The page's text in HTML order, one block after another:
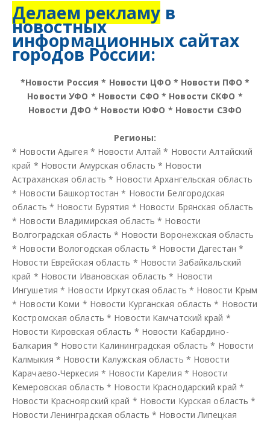
Делаем рекламу в
новостных
информационных сайтах
городов России:
*Новости Россия * Новости ЦФО * Новости ПФО *
Новости УФО * Новости СФО * Новости СКФО *
Новости ДФО * Новости ЮФО * Новости СЗФО
Регионы:
* Новости Адыгея * Новости Алтай * Новости Алтайский
край * Новости Амурская область * Новости
Астраханская область * Новости Архангельская область
* Новости Башкортостан * Новости Белгородская
область * Новости Бурятия * Новости Брянская область
* Новости Владимирская область * Новости
Волгоградская область * Новости Воронежская область
* Новости Вологодская область * Новости Дагестан *
Новости Еврейская область * Новости Забайкальский
край * Новости Ивановская область * Новости
Ингушетия * Новости Иркутская область * Новости Крым
* Новости Коми * Новости Курганская область * Новости
Костромская область * Новости Камчатский край *
Новости Кировская область * Новости Кабардино-
Балкария * Новости Калининградская область * Новости
Калмыкия * Новости Калужская область * Новости
Карачаево-Черкесия * Новости Карелия * Новости
Кемеровская область * Новости Краснодарский край *
Новости Красноярский край * Новости Курская область *
Новости Ленинградская область * Новости Липецкая